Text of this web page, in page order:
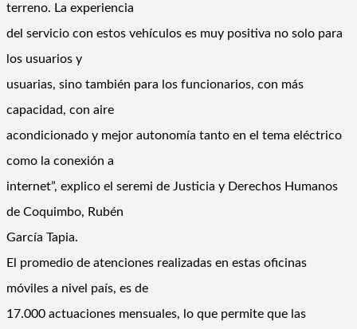
terreno. La experiencia
del servicio con estos vehículos es muy positiva no solo para
los usuarios y
usuarias, sino también para los funcionarios, con más
capacidad, con aire
acondicionado y mejor autonomía tanto en el tema eléctrico
como la conexión a
internet”, explico el seremi de Justicia y Derechos Humanos
de Coquimbo, Rubén
García Tapia.
El promedio de atenciones realizadas en estas oficinas
móviles a nivel país, es de
17.000 actuaciones mensuales, lo que permite que las